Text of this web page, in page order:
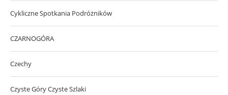
Cykliczne Spotkania Podróżników
CZARNOGÓRA
Czechy
Czyste Góry Czyste Szlaki